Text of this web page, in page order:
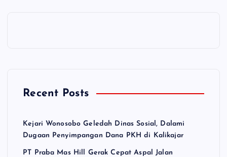
Recent Posts
Kejari Wonosobo Geledah Dinas Sosial, Dalami
Dugaan Penyimpangan Dana PKH di Kalikajar
PT Praba Mas Hill Gerak Cepat Aspal Jalan